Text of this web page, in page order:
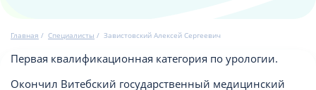
Главная / Специалисты / Завистовский Алексей Сергеевич
Первая квалификационная категория по урологии.
Окончил Витебский государственный медицинский